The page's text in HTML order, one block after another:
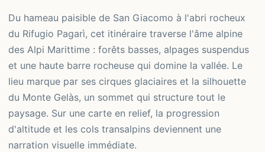
Du hameau paisible de San Giacomo à l'abri rocheux
du Rifugio Pagarì, cet itinéraire traverse l'âme alpine
des Alpi Marittime : forêts basses, alpages suspendus
et une haute barre rocheuse qui domine la vallée. Le
lieu marque par ses cirques glaciaires et la silhouette
du Monte Gelàs, un sommet qui structure tout le
paysage. Sur une carte en relief, la progression
d'altitude et les cols transalpins deviennent une
narration visuelle immédiate.